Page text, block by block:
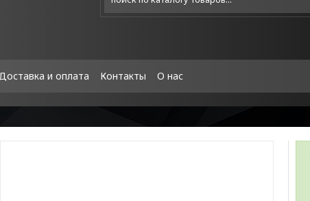
и оплата Контакты О нас